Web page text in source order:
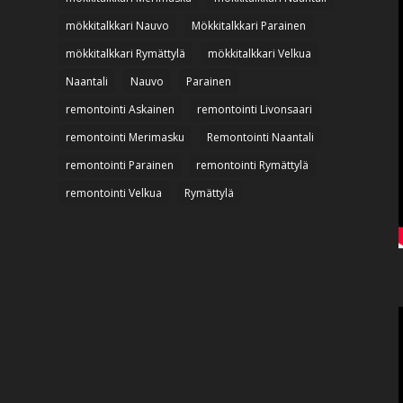
mökkitalkkari Nauvo
Mökkitalkkari Parainen
mökkitalkkari Rymättylä
mökkitalkkari Velkua
Naantali
Nauvo
Parainen
remontointi Askainen
remontointi Livonsaari
remontointi Merimasku
Remontointi Naantali
remontointi Parainen
remontointi Rymättylä
remontointi Velkua
Rymättylä